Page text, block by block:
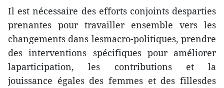
Il est nécessaire des efforts conjoints desparties
prenantes pour travailler ensemble vers les
changements dans lesmacro-politiques, prendre
des interventions spécifiques pour améliorer
laparticipation, les contributions et la
jouissance égales des femmes et des fillesdes